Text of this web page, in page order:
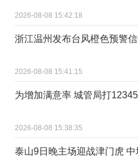
2026-08-08 15:42:18
浙江温州发布台风橙色预警
2026-08-08 15:41:15
为增加满意率 城管局打
2026-08-08 15:38:35
泰山9日晚主场迎战津门虎